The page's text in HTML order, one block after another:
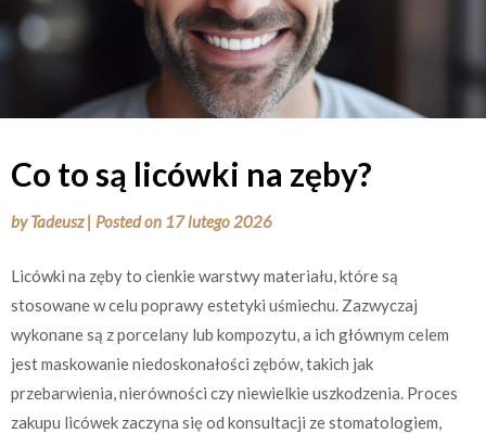
Co to są licówki na zęby?
byTadeusz | Posted on 17 lutego 2026
Licówki na zęby to cienkie warstwy materiału, które są
stosowane w celu poprawy estetyki uśmiechu. Zazwyczaj
wykonane są z porcelany lub kompozytu, a ich głównym celem
jest maskowanie niedoskonałości zębów, takich jak
przebarwienia, nierówności czy niewielkie uszkodzenia. Proces
zakupu licówek zaczyna się od konsultacji ze stomatologiem,